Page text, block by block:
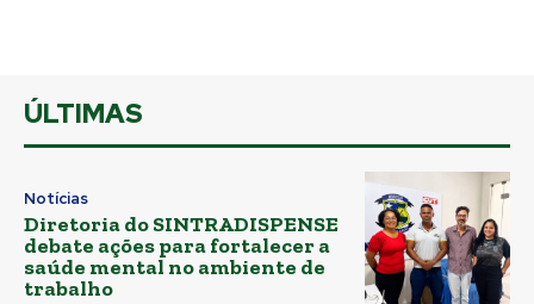
ÚLTIMAS
Notícias
Diretoria do SINTRADISPENSE
debate ações para fortalecer a
saúde mental no ambiente de
trabalho